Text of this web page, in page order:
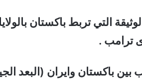
التي تربط باكستان
ترامب .
بين باكستان وايران (البعد